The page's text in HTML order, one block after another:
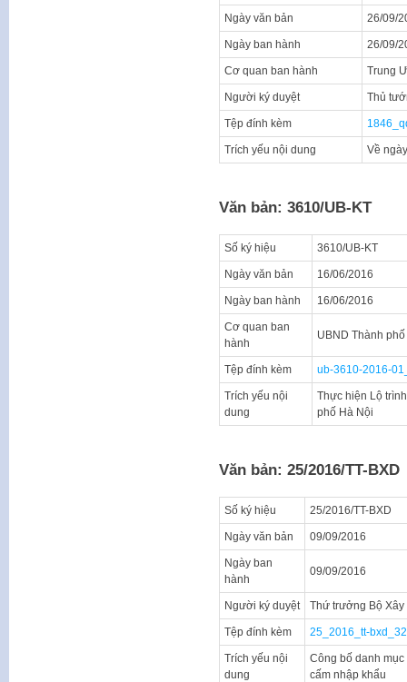
Ngày văn bản 26/09/
Ngày ban hành 26/09/
Cơ quan ban hành Trung
Người ký duyệt Thủ
Tệp đính kèm
Trích yếu nội dung Về
Văn bản: 3610/UB-KT
Số ký hiệu 3610/UB-KT
Ngày văn bản 16/06/2016
Ngày ban hành 16/06/2016
Cơ quan ban
hành
UBND Thành
Tệp đính kèm ub-3610-2016-
Trích yếu nội
dung
Thực hiện Lộ
phố Hà Nội
Văn bản: 25/2016/TT-BXD
Số ký hiệu 25/2016/TT-BXD
Ngày văn bản 09/09/2016
Ngày ban
hành
09/09/2016
Người ký duyệt Thứ trưởng Bộ
Tệp đính kèm 25_2016_tt-
Trích yếu nội
dung
Công bố danh
cấm nhập khẩu